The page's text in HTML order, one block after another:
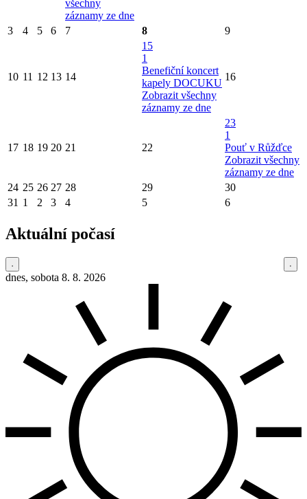
všechny
záznamy ze dne
3
4 5 6 7 8 9
10 11 12 13 14
15
1
Benefiční koncert
kapely DOCUKU
Zobrazit všechny
záznamy ze dne
16
17 18 19 20 21 22
23
1
Pouť v Růžďce
Zobrazit všechny
záznamy ze dne
24 25 26 27 28 29
30
31 1 2 3 4 5 6
Aktuální počasí
dnes, sobota 8. 8. 2026